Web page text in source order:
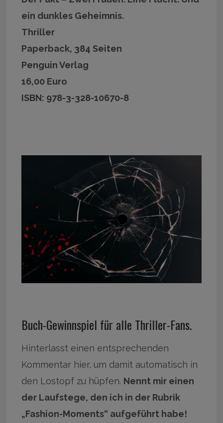
ein dunkles Geheimnis.
Thriller
Paperback, 384 Seiten
Penguin Verlag
16,00 Euro
ISBN: 978-3-328-10670-8
Buch-Gewinnspiel für alle Thriller-Fans.
Hinterlasst einen entsprechenden
Kommentar hier, um damit automatisch in
den Lostopf zu hüpfen. Nennt mir einen
der Laufstege, den ich in der Rubrik
„Fashion-Moments“ aufgeführt habe!